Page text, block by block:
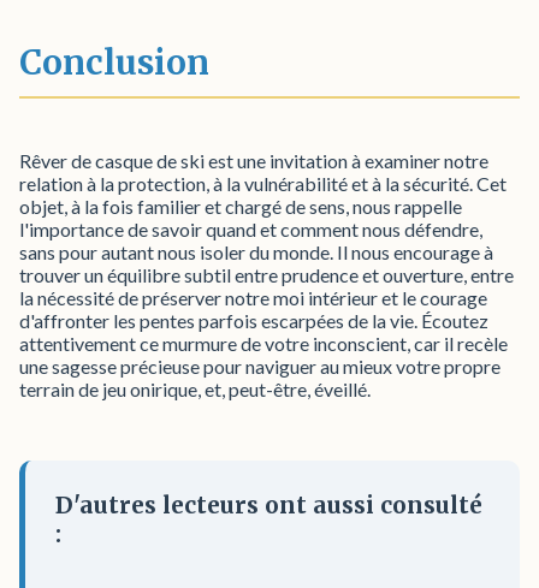
Conclusion
Rêver de casque de ski est une invitation à examiner notre
relation à la protection, à la vulnérabilité et à la sécurité. Cet
objet, à la fois familier et chargé de sens, nous rappelle
l'importance de savoir quand et comment nous défendre,
sans pour autant nous isoler du monde. Il nous encourage à
trouver un équilibre subtil entre prudence et ouverture, entre
la nécessité de préserver notre moi intérieur et le courage
d'affronter les pentes parfois escarpées de la vie. Écoutez
attentivement ce murmure de votre inconscient, car il recèle
une sagesse précieuse pour naviguer au mieux votre propre
terrain de jeu onirique, et, peut-être, éveillé.
D'autres lecteurs ont aussi consulté
: